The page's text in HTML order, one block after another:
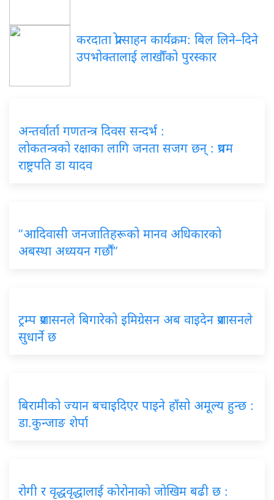
करदाता प्रोत्साहन कार्यक्रम: बिल लिने–दिने
उपभोक्तालाई लाखौँको पुरस्कार
अन्तर्वार्ता गणतन्त्र दिवस सन्दर्भ :
लोकतन्त्रको रक्षाका लागि जनता सजग छन् : प्रथम
राष्ट्रपति डा यादव
”आदिवासी जनजातिहरूको मानव अधिकारको
अबस्था अध्ययन गर्छौं”
ट्रम्प प्रशासनले बिगारेको इमिग्रेसन अब वाइदेन प्रशासनले
सुधार्ने छ
बिरामीको ज्यान बचाइदिएर पाइने हाँसो अमूल्य हुन्छ :
डा.कुन्जाङ शेर्पा
रोगी र वृद्धवृद्धालाई कोरोनाको जोखिम बढी छ :